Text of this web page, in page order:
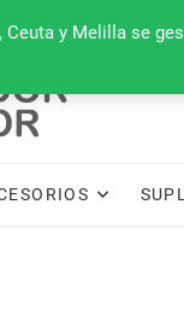
Ceuta y Melilla se